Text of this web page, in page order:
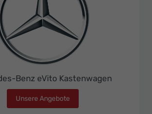
Benz eVito Kastenwagen
Unsere Angebote